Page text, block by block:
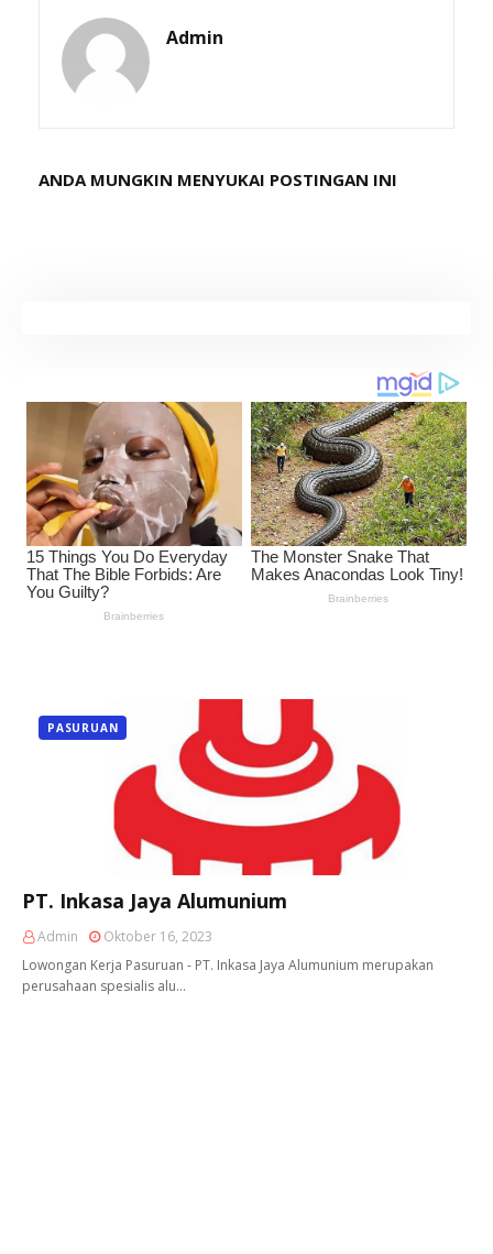
Admin
ANDA MUNGKIN MENYUKAI POSTINGAN INI
PASURUAN
PT. Inkasa Jaya Alumunium
Admin
Oktober 16, 2023
Lowongan Kerja Pasuruan - PT. Inkasa Jaya Alumunium merupakan
perusahaan spesialis alu…